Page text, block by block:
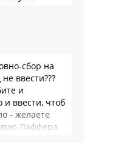
сбор на
ввести???
и
и ввести, чтоб
- желаете
Лаффера